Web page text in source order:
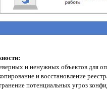
и ненужных объектов для
и восстановление
потенциальных угроз